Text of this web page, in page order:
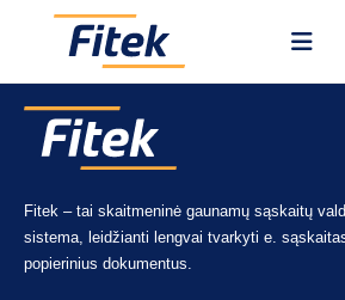
Fitek – tai skaitmeninė gaunamų sąskaitų
sistema, leidžianti lengvai tvarkyti e.
popierinius dokumentus.